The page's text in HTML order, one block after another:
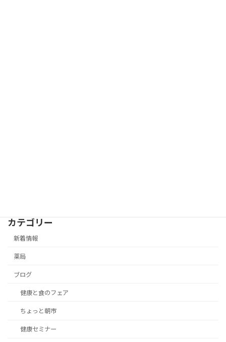
カテゴリー
新着情報
薬局
ブログ
健康と食のフェア
ちょっと朝市
健康セミナー